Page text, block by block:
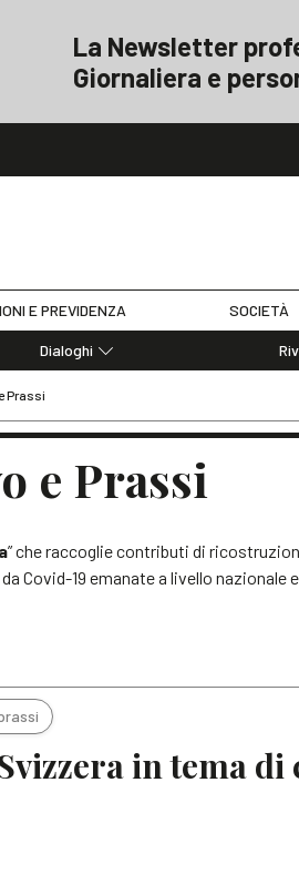
La Newsletter
Giornaliera e
E PREVIDENZA SOCIETÀ
Dialoghi
Prassi
e Prassi
” che raccoglie contributi di
Covid-19 emanate a livello nazionale
in tema